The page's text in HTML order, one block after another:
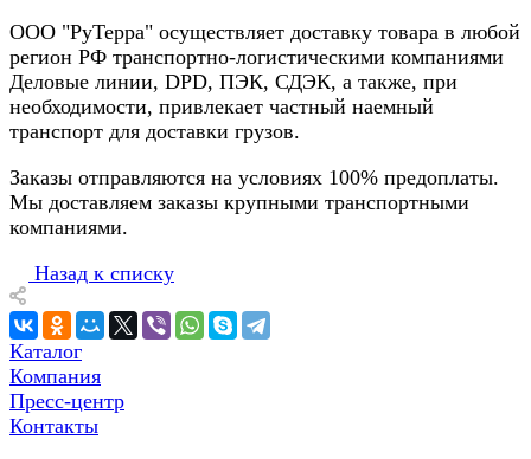
ООО "РуТерра" осуществляет доставку товара в любой
регион РФ транспортно-логистическими компаниями
Деловые линии, DPD, ПЭК, СДЭК, а также, при
необходимости, привлекает частный наемный
транспорт для доставки грузов.
Заказы отправляются на условиях 100% предоплаты.
Мы доставляем заказы крупными транспортными
компаниями.
Назад к списку
Каталог
Компания
Пресс-центр
Контакты